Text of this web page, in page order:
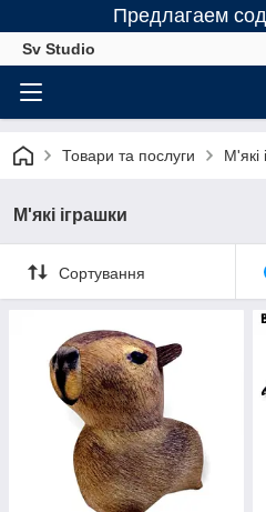
Предлагаем
Sv Studio
Товари та послуги М'які
М'які іграшки
Сортування